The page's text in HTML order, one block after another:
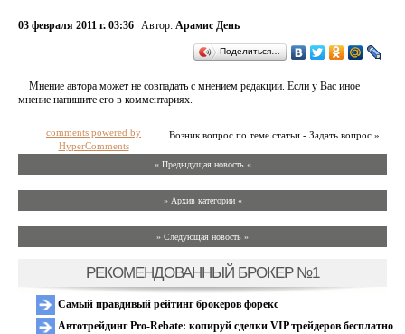
03 февраля 2011 г. 03:36 Автор: Арамис День
Поделиться…
Мнение автора может не совпадать с мнением редакции. Если у Вас иное
мнение напишите его в комментариях.
Возник вопрос по теме статьи - Задать вопрос »
comments powered by
HyperComments
« Предыдущая новость «
» Архив категории «
» Следующая новость »
РЕКОМЕНДОВАННЫЙ БРОКЕР №1
Самый правдивый рейтинг брокеров форекс
Автотрейдинг Pro-Rebate: копируй сделки VIP трейдеров бесплатно